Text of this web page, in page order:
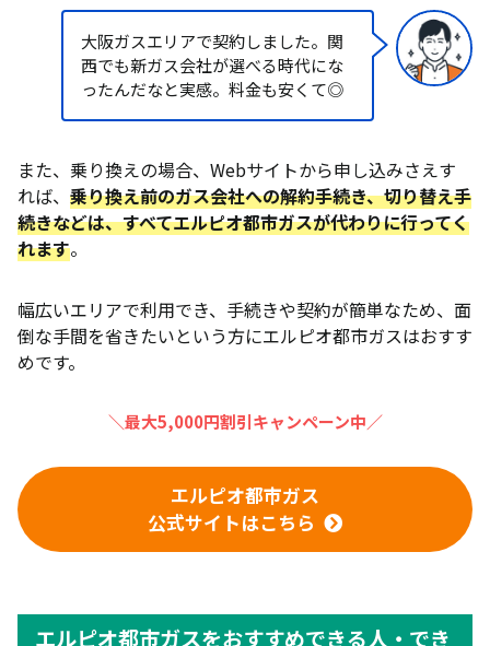
大阪ガスエリアで契約しました。関
西でも新ガス会社が選べる時代にな
ったんだなと実感。料金も安くて◎
また、乗り換えの場合、Webサイトから申し込みさえす
れば、 乗り換え前のガス会社への解約手続き、切り替え手
続きなどは、すべてエルピオ都市ガスが代わりに行ってく
れます。
幅広いエリアで利用でき、手続きや契約が簡単なため、面
倒な手間を省きたいという方にエルピオ都市ガスはおすす
めです。
＼最大5,000円割引キャンペーン中／
エルピオ都市ガス
公式サイトはこちら
エルピオ都市ガスをおすすめできる人・でき